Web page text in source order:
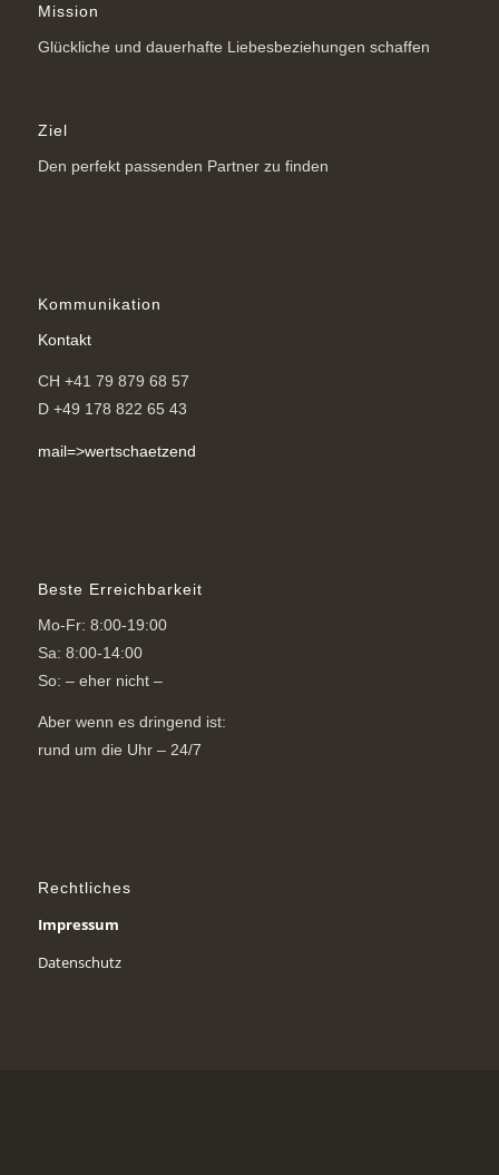
Mission
Glückliche und dauerhafte Liebesbeziehungen schaffen
Ziel
Den perfekt passenden Partner zu finden
Kommunikation
Kontakt
CH +41 79 879 68 57
D +49 178 822 65 43
mail=>wertschaetzend
Beste Erreichbarkeit
Mo-Fr: 8:00-19:00
Sa: 8:00-14:00
So: – eher nicht –
Aber wenn es dringend ist:
rund um die Uhr – 24/7
Rechtliches
Impressum
Datenschutz